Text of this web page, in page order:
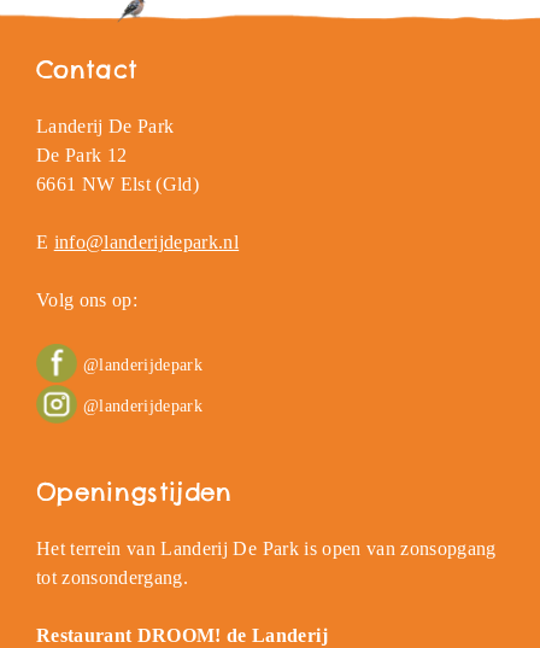
Contact
Landerij De Park
De Park 12
6661 NW Elst (Gld)
E info@landerijdepark.nl
Volg ons op:
@landerijdepark
@landerijdepark
Openingstijden
Het terrein van Landerij De Park is open van zonsopgang
tot zonsondergang.
Restaurant DROOM! de Landerij